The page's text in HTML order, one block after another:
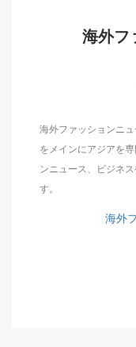
海外フ
海外ファッションニ
をメインにアジアを
ンニュース、ビジネ
す。
海外